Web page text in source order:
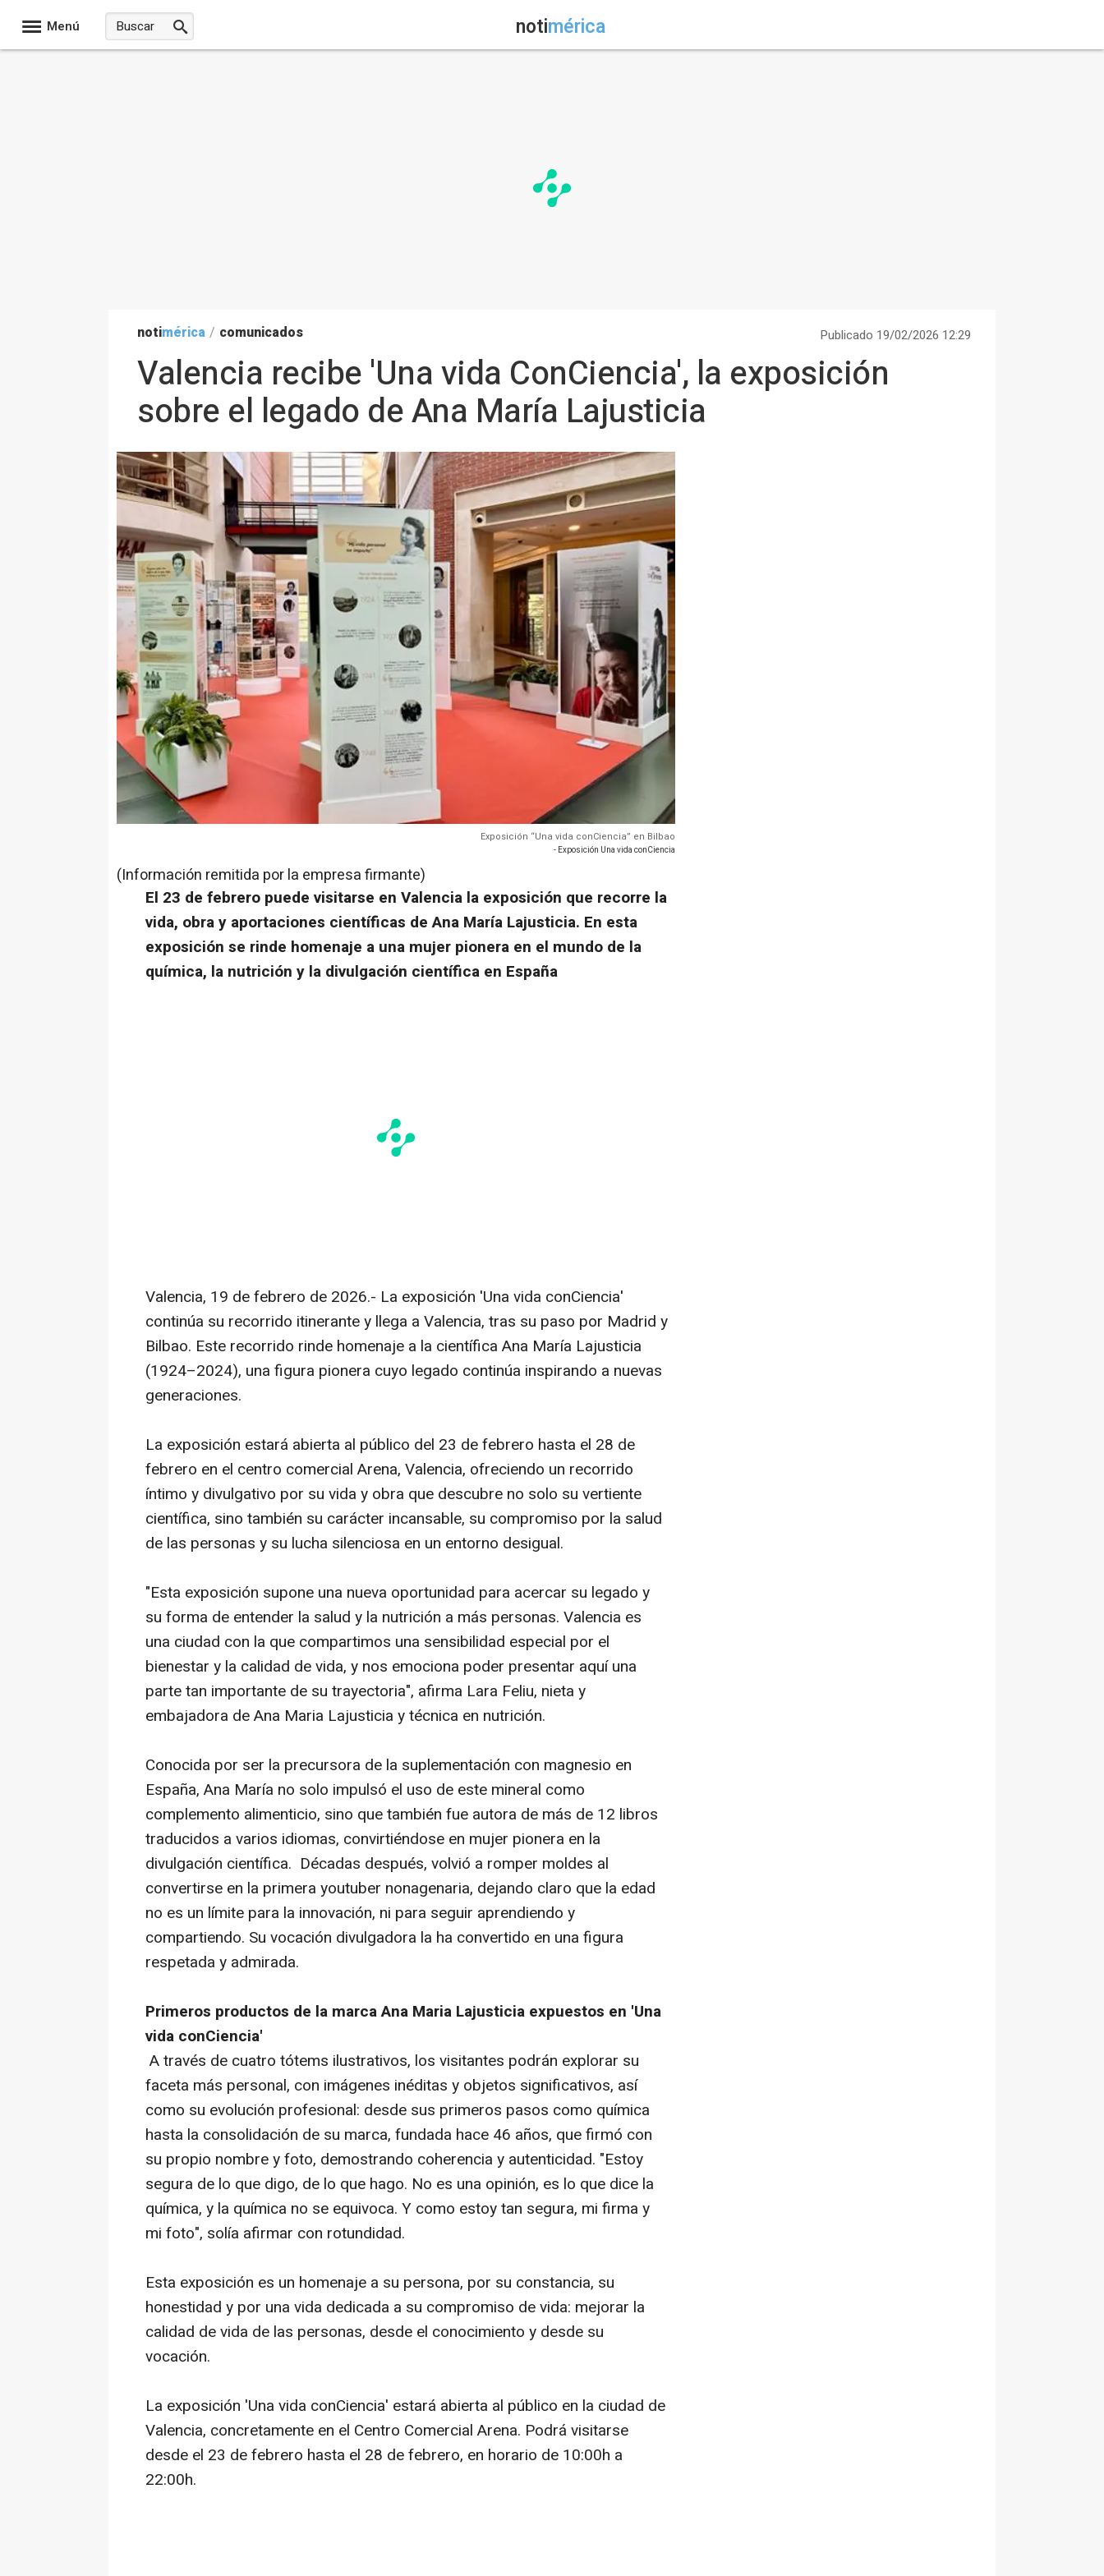
Menú notimérica
notimérica / comunicados Publicado 19/02/2026 12:29
Valencia recibe 'Una vida ConCiencia', la exposición
sobre el legado de Ana María Lajusticia
Exposición “Una vida conCiencia” en Bilbao
- Exposición Una vida conCiencia
(Información remitida por la empresa firmante)
El 23 de febrero puede visitarse en Valencia la exposición que recorre la
vida, obra y aportaciones científicas de Ana María Lajusticia. En esta
exposición se rinde homenaje a una mujer pionera en el mundo de la
química, la nutrición y la divulgación científica en España
Valencia, 19 de febrero de 2026.- La exposición 'Una vida conCiencia'
continúa su recorrido itinerante y llega a Valencia, tras su paso por Madrid y
Bilbao. Este recorrido rinde homenaje a la científica Ana María Lajusticia
(1924–2024), una figura pionera cuyo legado continúa inspirando a nuevas
generaciones.
La exposición estará abierta al público del 23 de febrero hasta el 28 de
febrero en el centro comercial Arena, Valencia, ofreciendo un recorrido
íntimo y divulgativo por su vida y obra que descubre no solo su vertiente
científica, sino también su carácter incansable, su compromiso por la salud
de las personas y su lucha silenciosa en un entorno desigual.
"Esta exposición supone una nueva oportunidad para acercar su legado y
su forma de entender la salud y la nutrición a más personas. Valencia es
una ciudad con la que compartimos una sensibilidad especial por el
bienestar y la calidad de vida, y nos emociona poder presentar aquí una
parte tan importante de su trayectoria", afirma Lara Feliu, nieta y
embajadora de Ana Maria Lajusticia y técnica en nutrición.
Conocida por ser la precursora de la suplementación con magnesio en
España, Ana María no solo impulsó el uso de este mineral como
complemento alimenticio, sino que también fue autora de más de 12 libros
traducidos a varios idiomas, convirtiéndose en mujer pionera en la
divulgación científica. Décadas después, volvió a romper moldes al
convertirse en la primera youtuber nonagenaria, dejando claro que la edad
no es un límite para la innovación, ni para seguir aprendiendo y
compartiendo. Su vocación divulgadora la ha convertido en una figura
respetada y admirada.
Primeros productos de la marca Ana Maria Lajusticia expuestos en 'Una
vida conCiencia'
A través de cuatro tótems ilustrativos, los visitantes podrán explorar su
faceta más personal, con imágenes inéditas y objetos significativos, así
como su evolución profesional: desde sus primeros pasos como química
hasta la consolidación de su marca, fundada hace 46 años, que firmó con
su propio nombre y foto, demostrando coherencia y autenticidad. "Estoy
segura de lo que digo, de lo que hago. No es una opinión, es lo que dice la
química, y la química no se equivoca. Y como estoy tan segura, mi firma y
mi foto", solía afirmar con rotundidad.
Esta exposición es un homenaje a su persona, por su constancia, su
honestidad y por una vida dedicada a su compromiso de vida: mejorar la
calidad de vida de las personas, desde el conocimiento y desde su
vocación.
La exposición 'Una vida conCiencia' estará abierta al público en la ciudad de
Valencia, concretamente en el Centro Comercial Arena. Podrá visitarse
desde el 23 de febrero hasta el 28 de febrero, en horario de 10:00h a
22:00h.